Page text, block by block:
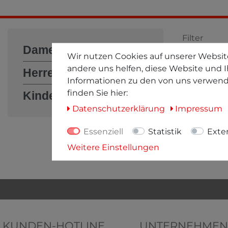
Damen
Herren
Kinder
Filter
Filter
Wir nutzen Cookies auf unserer
andere uns helfen, diese Website und
Informationen zu den von uns
finden Sie hier:
Daten­schutz­erklärung
Impressum
Essenziell Statistik
Weitere Einstellungen